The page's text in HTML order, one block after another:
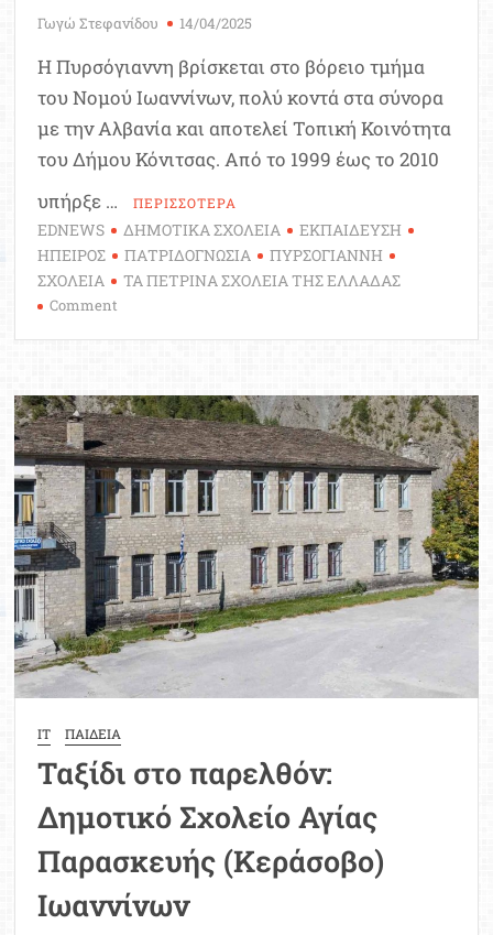
Γωγώ Στεφανίδου 14/04/2025
Η Πυρσόγιαννη βρίσκεται στο βόρειο τμήμα
του Νομού Ιωαννίνων, πολύ κοντά στα σύνορα
με την Αλβανία και αποτελεί Τοπική Κοινότητα
του Δήμου Κόνιτσας. Από το 1999 έως το 2010
υπήρξε …
ΠΕΡΙΣΣΟΤΕΡΑ
EDNEWS ΔΗΜΟΤΙΚΑ ΣΧΟΛΕΙΑ
ΕΚΠΑΙΔΕΥΣΗ
ΗΠΕΙΡΟΣ
ΠΑΤΡΙΔΟΓΝΩΣΙΑ
ΠΥΡΣΟΓΙΑΝΝΗ
ΣΧΟΛΕΙΑ
ΤΑ ΠΕΤΡΙΝΑ ΣΧΟΛΕΙΑ ΤΗΣ ΕΛΛΑΔΑΣ
Comment
Δημοτικό
Σχολείο
Πυρσόγιαννης
Ιωαννίνων
IT ΠΑΙΔΕΙΑ
Ταξίδι στο παρελθόν:
Δημοτικό Σχολείο Αγίας
Παρασκευής (Κεράσοβο)
Ιωαννίνων